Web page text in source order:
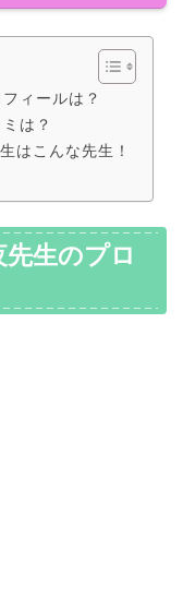
ィールは？
は？
はこんな先生！
生のプロ